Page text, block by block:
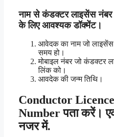
नाम से कंडक्टर लाइसेंस
के लिए आवश्यक डॉक्मेंट।
आवेदक का नाम जो लाइसेंस
समय हो।
मोबाइल नंबर जो कंडक्टर
लिंक को।
आवदेक की जन्म तिथि।
Conductor Licence
Number पता करें।
नजर में.